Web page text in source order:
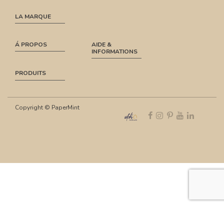
LA MARQUE
Á PROPOS
AIDE &
INFORMATIONS
PRODUITS
Copyright © PaperMint